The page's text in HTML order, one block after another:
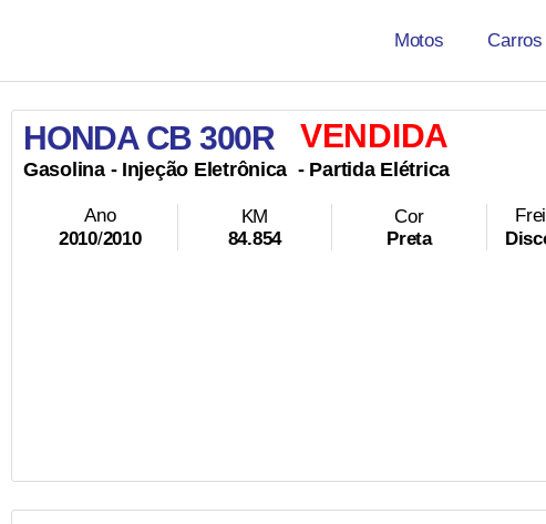
Motos Carros
HONDA CB 300R VENDIDA
Gasolina- Injeção Eletrônica - Partida Elétrica
Ano
2010/2010
KM
84.854
Cor
Preta